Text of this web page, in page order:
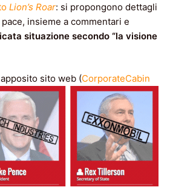
Lion’s Roar: si propongono dettagli
insieme a commentari e
situazione secondo “la visione
sito web (CorporateCabin